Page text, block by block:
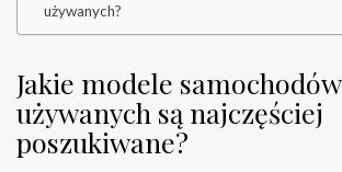
używanych?
Jakie modele samochodów
używanych są najczęściej
poszukiwane?